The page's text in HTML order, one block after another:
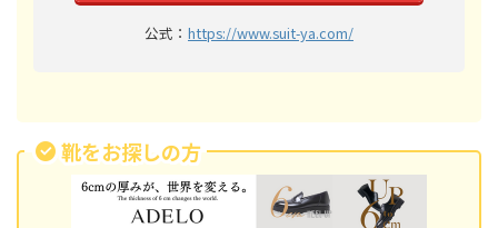
公式： https://www.suit-ya.com/
靴をお探しの方